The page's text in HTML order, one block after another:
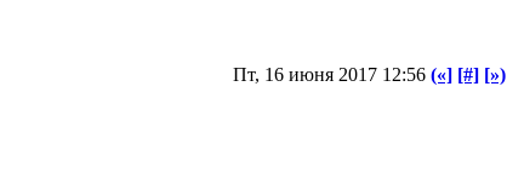
Пт, 16 июня 2017 12:56 («] [#] [»)